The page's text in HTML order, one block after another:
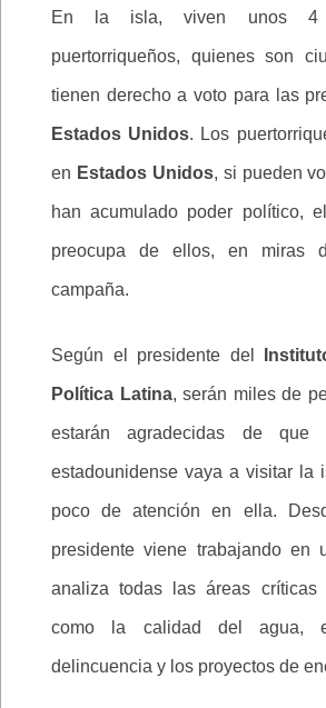
En la isla, viven unos 4
puertorriqueños, quienes son
tienen derecho a voto para las
Estados Unidos. Los
en Estados Unidos, si pueden
han acumulado poder político,
preocupa de ellos, en miras
campaña.
Según el presidente del
Política Latina, serán miles de
estarán agradecidas de que
estadounidense vaya a visitar la
poco de atención en ella.
presidente viene trabajando en
analiza todas las áreas
como la calidad del agua,
delincuencia y los proyectos de